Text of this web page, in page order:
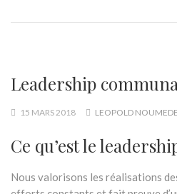
Leadership
15 MARS 2018 LEOPOLD
Ce qu’est le
Nous valorisons les réalisations